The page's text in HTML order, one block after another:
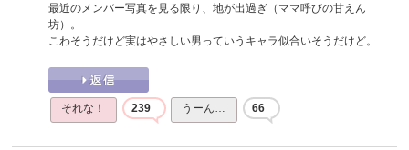
最近のメンバー写真を見る限り、地が出過ぎ（ママ呼びの甘えん
坊）。
こわそうだけど実はやさしい男っていうキャラ似合いそうだけど。
それな！ 239 うーん… 66